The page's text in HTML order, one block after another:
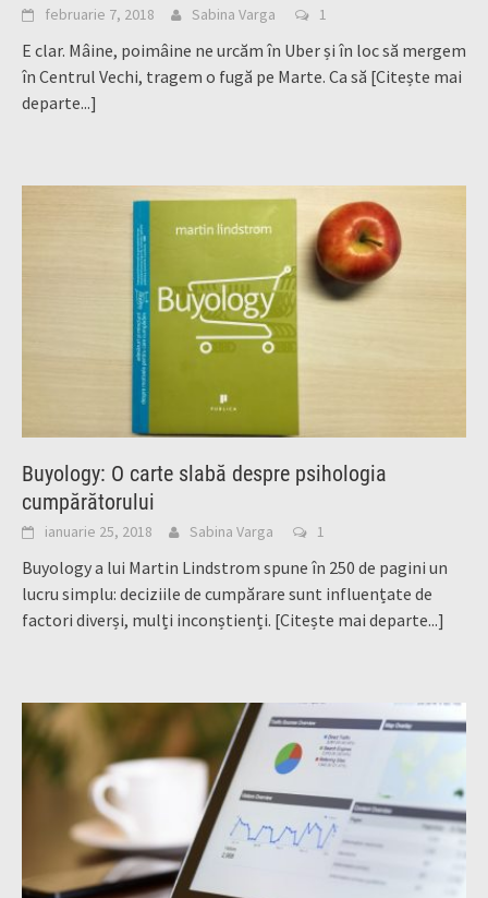
februarie 7, 2018 Sabina Varga 1
E clar. Mâine, poimâine ne urcăm în Uber și în loc să mergem
în Centrul Vechi, tragem o fugă pe Marte. Ca să [Citește mai
departe...]
Buyology: O carte slabă despre psihologia
cumpărătorului
ianuarie 25, 2018 Sabina Varga 1
Buyology a lui Martin Lindstrom spune în 250 de pagini un
lucru simplu: deciziile de cumpărare sunt influențate de
factori diverși, mulți inconștienți. [Citește mai departe...]